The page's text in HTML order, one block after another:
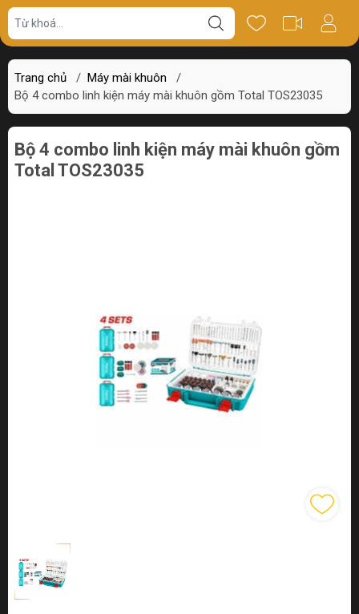
Trang chủ / Máy mài khuôn
/
Bộ 4 combo linh kiện máy mài khuôn gồm Total TOS23035
Giá bán Thông số Review
Bộ 4 combo linh kiện máy mài khuôn gồm
Total TOS23035